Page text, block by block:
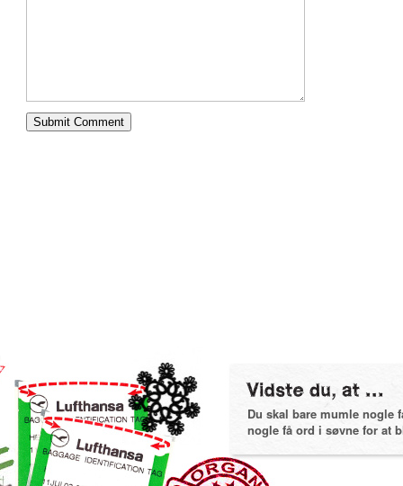
Du skal bare mumle nogle
nogle få ord i søvne for at